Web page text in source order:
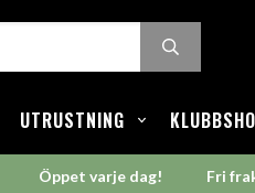
UTRUSTNING
Öppet varje dag! Fri